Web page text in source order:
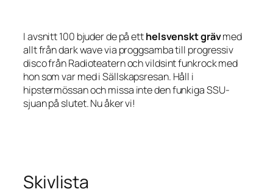
I avsnitt 100 bjuder de på etthelsvenskt grävmed
allt från dark wave via proggsamba till progressiv
disco från Radioteatern och vildsint funkrock med
hon som var med i Sällskapsresan. Håll i
hipstermössan och missa inte den funkiga SSU-
sjuan på slutet. Nu åker vi!
Skivlista